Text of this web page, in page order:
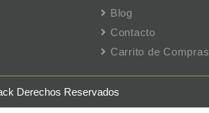
Blog
Contacto
Carrito de Compras
Derechos Reservados